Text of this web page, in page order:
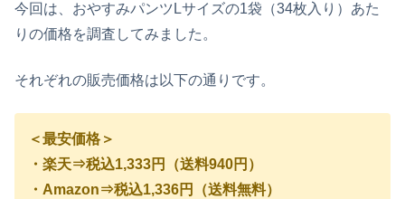
今回は、おやすみパンツLサイズの1袋（34枚入り）あた
りの価格を調査してみました。
それぞれの販売価格は以下の通りです。
＜最安価格＞
・楽天⇒税込1,333円（送料940円）
・Amazon⇒税込1,336円（送料無料）